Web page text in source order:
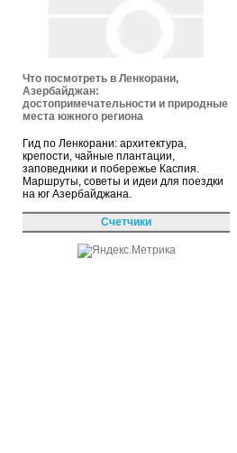
Что посмотреть в Ленкорани,
Азербайджан:
достопримечательности и природные
места южного региона
Гид по Ленкорани: архитектура,
крепости, чайные плантации,
заповедники и побережье Каспия.
Маршруты, советы и идеи для поездки
на юг Азербайджана.
Счетчики